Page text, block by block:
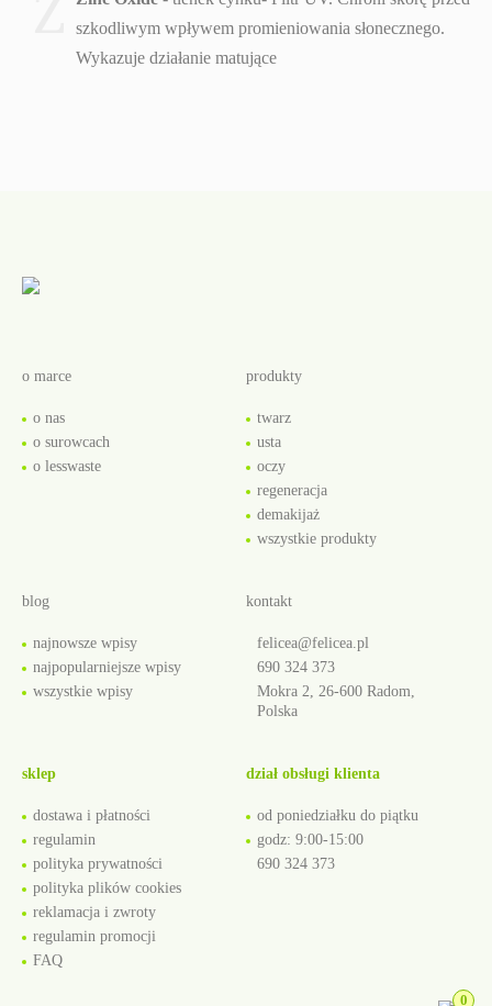
0
szkodliwym wpływem promieniowania słonecznego.
Wykazuje działanie matujące
o marce
o nas
o surowcach
o lesswaste
produkty
twarz
usta
oczy
regeneracja
demakijaż
wszystkie produkty
blog
najnowsze wpisy
najpopularniejsze wpisy
wszystkie wpisy
kontakt
felicea@felicea.pl
690 324 373
Mokra 2, 26-600 Radom,
Polska
sklep
dostawa i płatności
regulamin
polityka prywatności
polityka plików cookies
reklamacja i zwroty
regulamin promocji
FAQ
dział obsługi klienta
od poniedziałku do piątku
godz: 9:00-15:00
690 324 373